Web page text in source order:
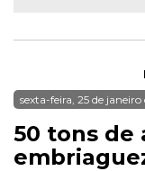
sexta-feira, 25 de janeiro
50 tons de